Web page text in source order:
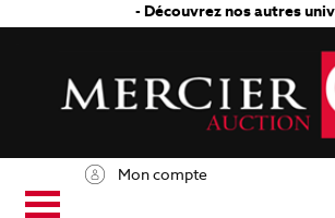
- Découvrez nos autres
Mon compte